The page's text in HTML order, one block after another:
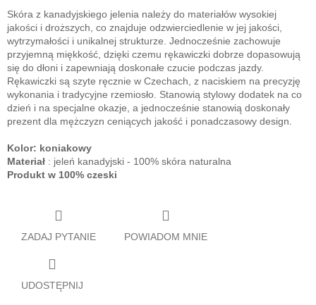
Skóra z kanadyjskiego jelenia należy do materiałów wysokiej
jakości i droższych, co znajduje odzwierciedlenie w jej jakości,
wytrzymałości i unikalnej strukturze. Jednocześnie zachowuje
przyjemną miękkość, dzięki czemu rękawiczki dobrze dopasowują
się do dłoni i zapewniają doskonałe czucie podczas jazdy.
Rękawiczki są szyte ręcznie w Czechach, z naciskiem na precyzję
wykonania i tradycyjne rzemiosło. Stanowią stylowy dodatek na co
dzień i na specjalne okazje, a jednocześnie stanowią doskonały
prezent dla mężczyzn ceniących jakość i ponadczasowy design.
Kolor: koniakowy
Materiał : jeleń kanadyjski - 100% skóra naturalna
Produkt w 100% czeski
ZADAJ PYTANIE POWIADOM MNIE
UDOSTĘPNIJ